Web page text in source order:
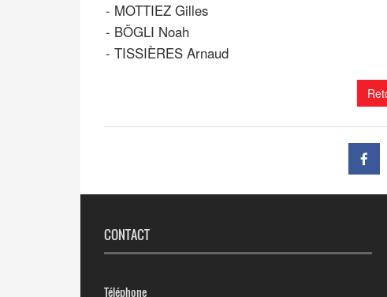
- MOTTIEZ Gilles
- BÖGLI Noah
- TISSIÈRES Arnaud
CONTACT
Téléphone